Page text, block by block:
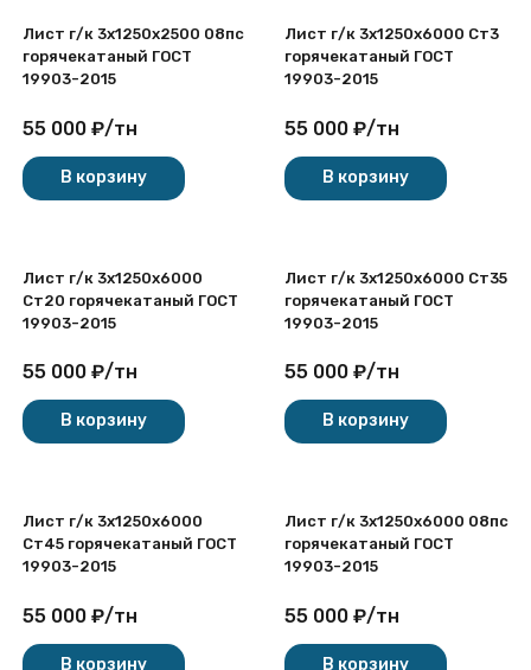
Лист г/к 3х1250x2500 08пс
горячекатаный ГОСТ
19903-2015
55 000 ₽/тн
В корзину
Лист г/к 3х1250x6000 Ст3
горячекатаный ГОСТ
19903-2015
55 000 ₽/тн
В корзину
Лист г/к 3х1250x6000
Ст20 горячекатаный ГОСТ
19903-2015
55 000 ₽/тн
В корзину
Лист г/к 3х1250x6000 Ст35
горячекатаный ГОСТ
19903-2015
55 000 ₽/тн
В корзину
Лист г/к 3х1250x6000
Ст45 горячекатаный ГОСТ
19903-2015
55 000 ₽/тн
В корзину
Лист г/к 3х1250x6000 08пс
горячекатаный ГОСТ
19903-2015
55 000 ₽/тн
В корзину